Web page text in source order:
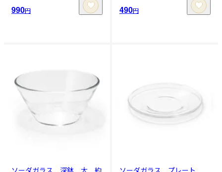
990円 490円
ソーダガラス 深鉢 大 約 ソーダガラス プレート